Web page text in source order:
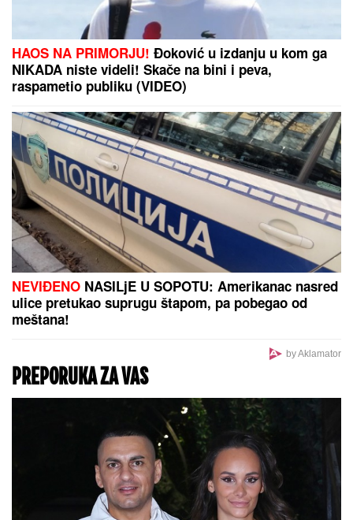
Poznati estradni par progovorio o
razvodu! Otkrili pravu istinu o svom
braku: "Sramota nas je"
KRVAVI EVRIDok su Milica i Marko
mučili pekara (73) tokom intimnog
radila JEDNU stvar! (FOTO, VIDEO)